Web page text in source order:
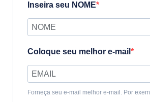
Inseira seu NOME
Coloque seu melhor e-mail
Forneça seu e-mail melhor e-mail. Por